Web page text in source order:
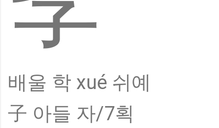
배울 학 xué 쉬예
子 아들 자/7획